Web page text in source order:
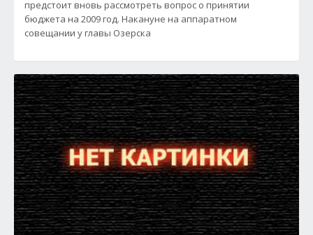
предстоит вновь рассмотреть вопрос о принятии
бюджета на 2009 год. Накануне на аппаратном
совещании у главы Озерска